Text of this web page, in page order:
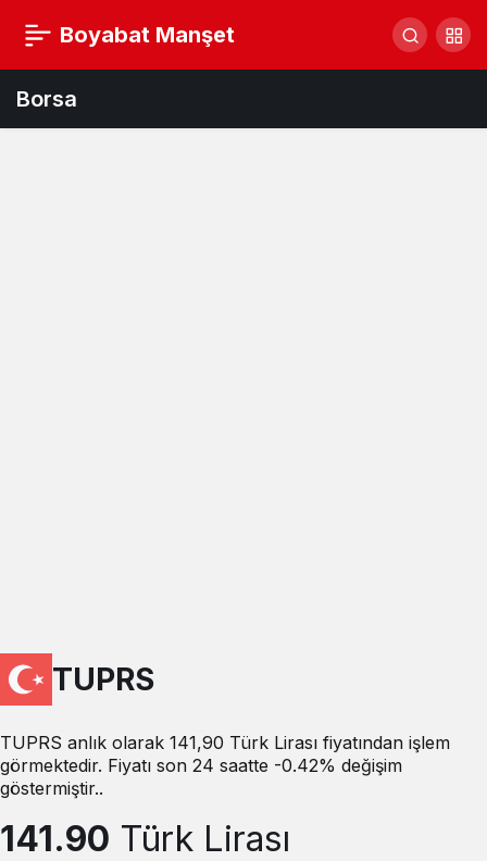
Boyabat Manşet
Borsa
TUPRS
TUPRS anlık olarak 141,90 Türk Lirası fiyatından işlem
görmektedir. Fiyatı son 24 saatte -0.42% değişim
göstermiştir..
141.90 Türk Lirası